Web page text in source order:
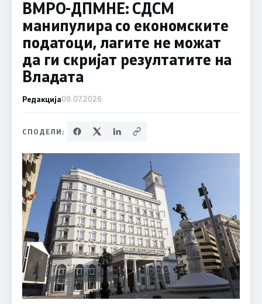
ВМРО-ДПМНЕ: СДСМ
манипулира со економските
податоци, лагите не можат
да ги скријат резултатите на
Владата
Редакција09.07.2026
СПОДЕЛИ: